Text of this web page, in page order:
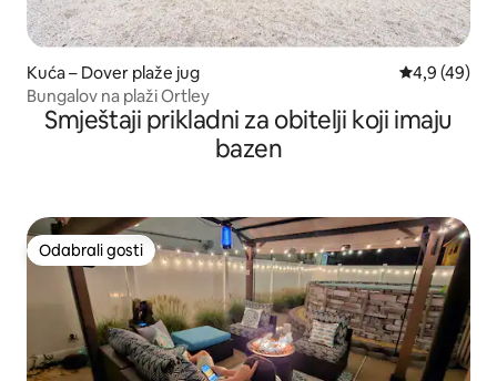
Kuća – Dover plaže jug Prosječna
4,9 (49)
Bungalov na plaži Ortley
Smještaji prikladni za obitelji koji imaju
bazen
Odabrali gosti
Odabrali gosti